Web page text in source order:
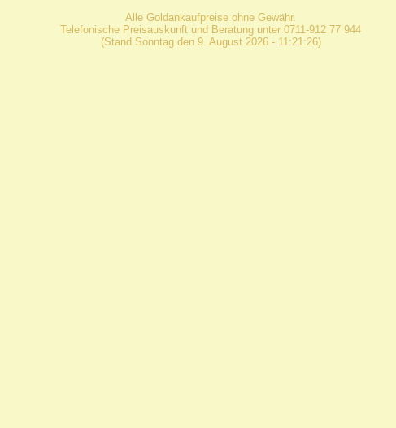
Alle Goldankaufpreise ohne Gewähr.
Telefonische Preisauskunft und Beratung unter 0711-912 77 944
(Stand Sonntag den 9. August 2026 - 11:21:26)